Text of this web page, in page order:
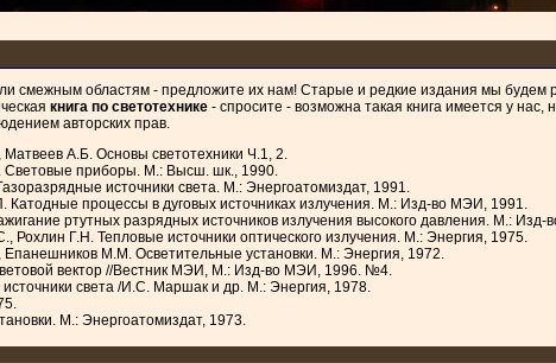
смежным областям - предложите их нам! Старые и редкие издания мы будем
книга по светотехнике- спросите - возможна такая книга имеется у нас,
авторских прав.
А.Б. Основы светотехники Ч.1, 2.
Световые приборы. М.: Высш. шк., 1990.
источники света. М.: Энергоатомиздат, 1991.
Катодные процессы в дуговых источниках излучения. М.: Изд-во МЭИ, 1991.
ртутных разрядных источников излучения высокого давления. М.:
Рохлин Г.Н. Тепловые источники оптического излучения. М.: Энергия, 1975.
М.М. Осветительные установки. М.: Энергия, 1972.
вектор //Вестник МЭИ, М.: Изд-во МЭИ, 1996. №4.
света /И.С. Маршак и др. М.: Энергия, 1978.
М.: Энергоатомиздат, 1973.